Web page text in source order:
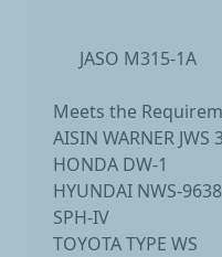
JASO M315-1A
Meets the
AISIN WARNER JWS
HONDA DW-1
HYUNDAI NWS-
SPH-IV
TOYOTA TYPE WS